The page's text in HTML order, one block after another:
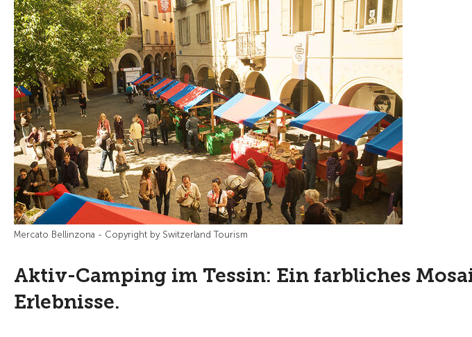
Mercato Bellinzona - Copyright by Switzerland Tourism
Aktiv-Camping im Tessin: Ein farbliches
Erlebnisse.